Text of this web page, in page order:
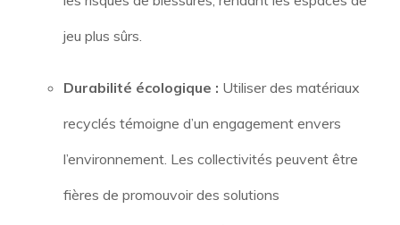
jeu plus sûrs.
Durabilité écologique : Utiliser des matériaux
recyclés témoigne d’un engagement envers
l’environnement. Les collectivités peuvent être
fières de promouvoir des solutions